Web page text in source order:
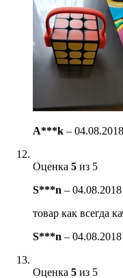
A***k – 04.08.2018
Оценка 5 из 5
S***n – 04.08.2018
товар как всегда
S***n – 04.08.2018
Оценка 5 из 5